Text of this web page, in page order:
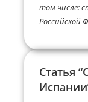
том числе:
Российской
Статья